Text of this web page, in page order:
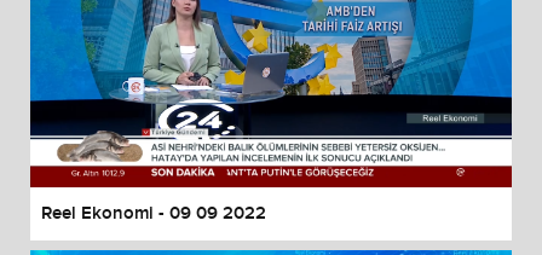
Reel Ekonomi - 09 09 2022